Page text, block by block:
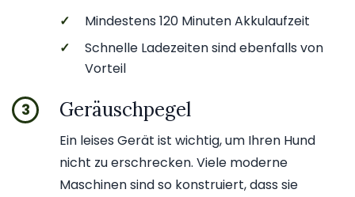
✓
Mindestens 120 Minuten Akkulaufzeit
✓
Schnelle Ladezeiten sind ebenfalls von
Vorteil
3 Geräuschpegel
Ein leises Gerät ist wichtig, um Ihren Hund
nicht zu erschrecken. Viele moderne
Maschinen sind so konstruiert, dass sie